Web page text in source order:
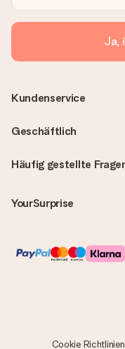
Ja,
Häufig gestellte
YourSurprise
Kundenservice
Geschäftlich
Cookie Richtlinien